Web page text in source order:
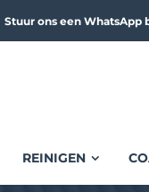
Stuur ons een WhatsApp
REINIGEN